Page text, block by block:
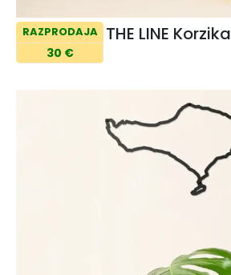
RAZPRODAJA
30 €
THE LINE Korzika